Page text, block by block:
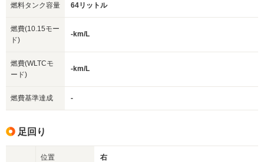
燃料タンク容量 64リットル
燃費(10.15モー
ド)
-km/L
燃費(WLTCモ
ード)
-km/L
燃費基準達成 -
足回り
位置 右